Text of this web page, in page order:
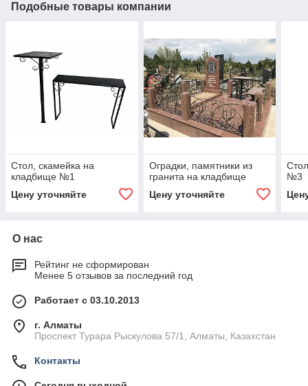
Подобные товары компании
Стол, скамейка на
кладбище №1
Цену уточняйте
Оградки, памятники из
гранита на кладбище
Цену уточняйте
№3
О нас
Рейтинг не сформирован
Менее 5 отзывов за последний год
Работает с 03.10.2013
г. Алматы
Проспект Турара Рыскулова 57/1, Алматы, Казахстан
Контакты